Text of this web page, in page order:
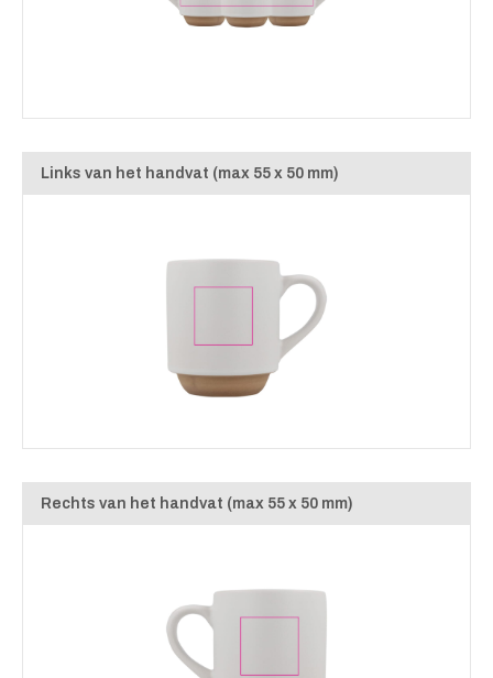
Links van het handvat (max 55 x 50 mm)
Rechts van het handvat (max 55 x 50 mm)